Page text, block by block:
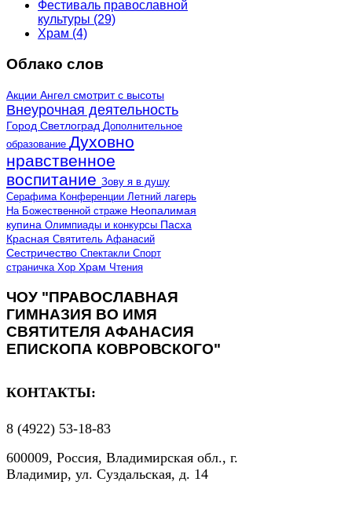
Фестиваль православной
культуры (29)
Храм (4)
Облако слов
Акции Ангел смотрит с высоты
Внеурочная деятельность
Город Светлоград Дополнительное
образование Духовно
нравственное
воспитание Зову я в душу
Серафима Конференции Летний лагерь
На Божественной страже Неопалимая
купина Олимпиады и конкурсы Пасха
Красная Святитель Афанасий
Сестричество Спектакли Спорт
страничка Хор Храм Чтения
ЧОУ "ПРАВОСЛАВНАЯ
ГИМНАЗИЯ ВО ИМЯ
СВЯТИТЕЛЯ АФАНАСИЯ
ЕПИСКОПА КОВРОВСКОГО"
КОНТАКТЫ:
8 (4922) 53-18-83
600009, Россия, Владимирская обл., г.
Владимир, ул. Суздальская, д. 14